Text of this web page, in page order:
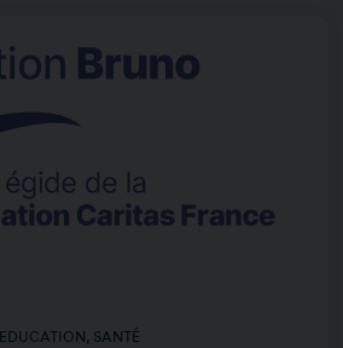
EDUCATION , SANTÉ